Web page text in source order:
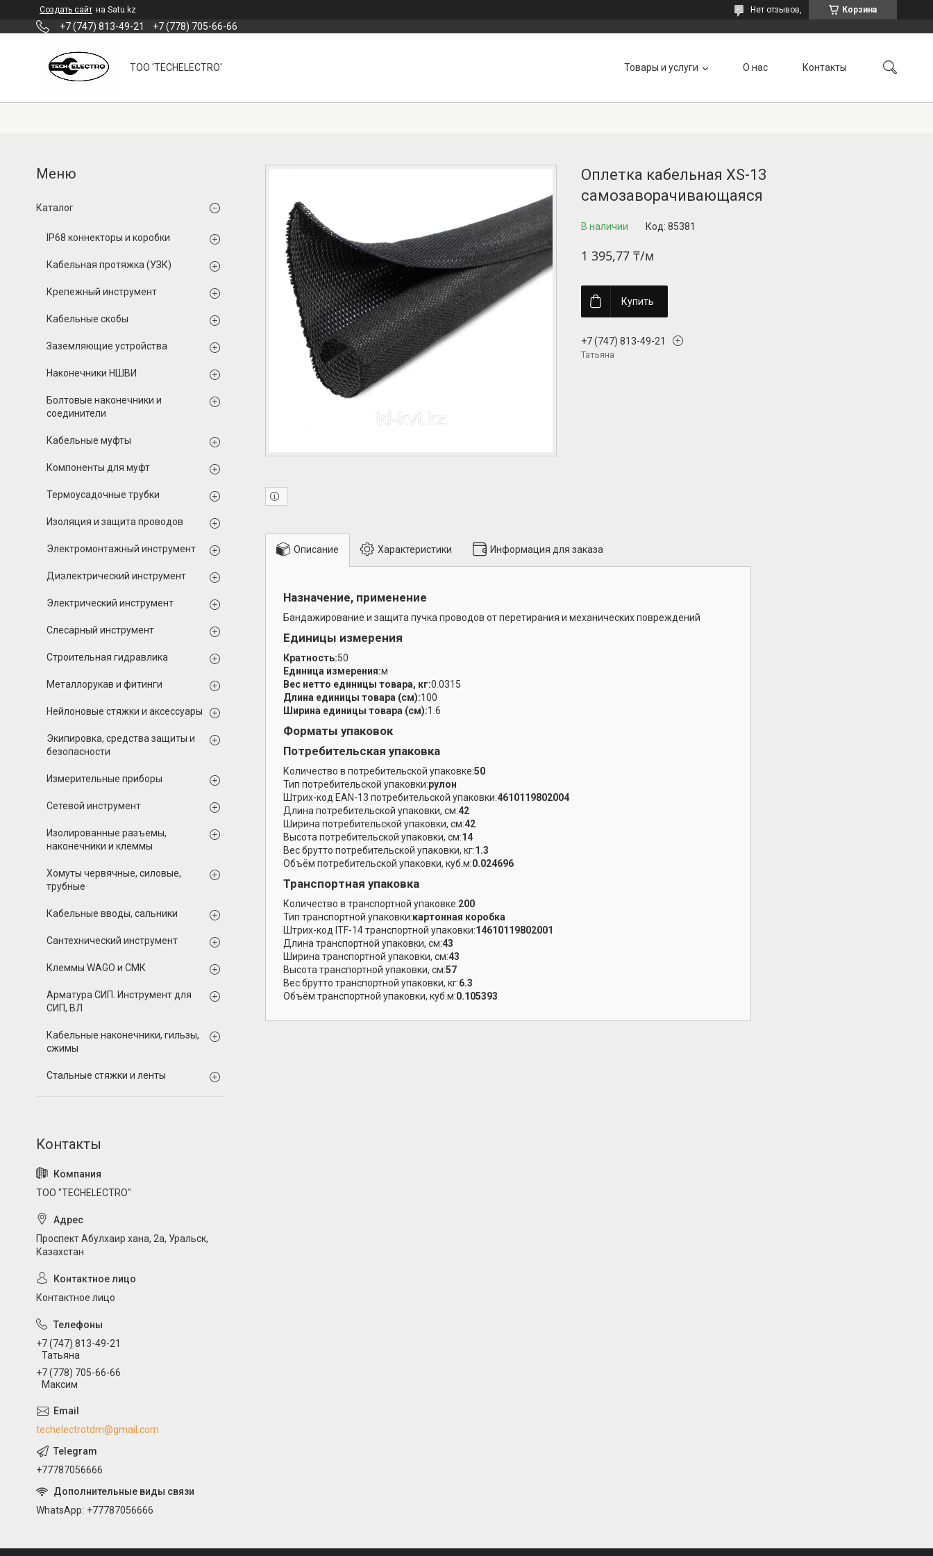
Создать сайт на Satu.kz Корзина
Нет отзывов,
+7 (747) 813-49-21 +7 (778) 705-66-66
ТОО 'TECHELECTRO' Товары и услуги О нас Контакты
Оплетка кабельная XS-13
самозаворачивающаяся
В наличии Код: 85381
1 395,77 ₸/м
Купить
+7 (747) 813-49-21
Татьяна
Описание Характеристики Информация для заказа
Назначение, применение
Бандажирование и защита пучка проводов от перетирания и механических повреждений
Единицы измерения
Кратность:50
Единица измерения:м
Вес нетто единицы товара, кг:0.0315
Длина единицы товара (см):100
Ширина единицы товара (см):1.6
Форматы упаковок
Потребительская упаковка
Количество в потребительской упаковке:50
Тип потребительской упаковки:рулон
Штрих-код EAN-13 потребительской упаковки:4610119802004
Длина потребительской упаковки, см:42
Ширина потребительской упаковки, см:42
Высота потребительской упаковки, см:14
Вес брутто потребительской упаковки, кг:1.3
Объём потребительской упаковки, куб.м:0.024696
Транспортная упаковка
Количество в транспортной упаковке:200
Тип транспортной упаковки:картонная коробка
Штрих-код ITF-14 транспортной упаковки:14610119802001
Длина транспортной упаковки, см:43
Ширина транспортной упаковки, см:43
Высота транспортной упаковки, см:57
Вес брутто транспортной упаковки, кг:6.3
Объём транспортной упаковки, куб.м:0.105393
Каталог
IP68 коннекторы и коробки
Кабельная протяжка (УЗК)
Крепежный инструмент
Кабельные скобы
Заземляющие устройства
Наконечники НШВИ
Болтовые наконечники и
соединители
Кабельные муфты
Компоненты для муфт
Термоусадочные трубки
Изоляция и защита проводов
Электромонтажный инструмент
Диэлектрический инструмент
Электрический инструмент
Слесарный инструмент
Строительная гидравлика
Металлорукав и фитинги
Нейлоновые стяжки и аксессуары
Экипировка, средства защиты и
безопасности
Измерительные приборы
Сетевой инструмент
Изолированные разъемы,
наконечники и клеммы
Хомуты червячные, силовые,
трубные
Кабельные вводы, сальники
Сантехнический инструмент
Клеммы WAGO и СМК
Арматура СИП. Инструмент для
СИП, ВЛ
Кабельные наконечники, гильзы,
сжимы
Стальные стяжки и ленты
ТОО "TECHELECTRO"
Проспект Абулхаир хана, 2а, Уральск,
Казахстан
Контактное лицо
+7 (747) 813-49-21
Татьяна
+7 (778) 705-66-66
Максим
techelectrotdm@gmail.com
+77787056666
WhatsApp +77787056666